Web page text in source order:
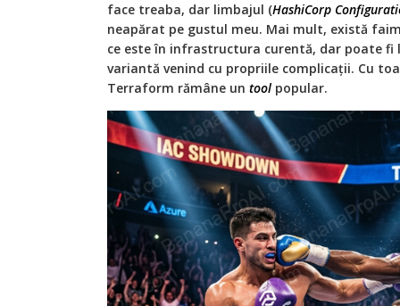
face treaba, dar limbajul (HashiCorp
neapărat pe gustul meu. Mai mult, există
ce este în infrastructura curentă, dar poate fi
variantă venind cu propriile complicații. Cu
Terraform rămâne un tool popular.